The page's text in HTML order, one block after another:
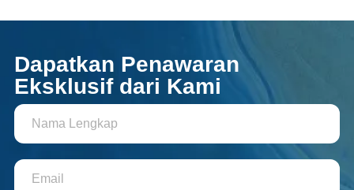
Dapatkan Penawaran
Eksklusif dari Kami